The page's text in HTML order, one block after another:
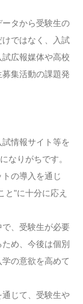
タから受験生の
ではなく、入試
広報媒体や高校
集活動の課題発
情報サイト等を
なりがちです。
の導入を通じ
と"に十分に応え
、受験生が必要
め、今後は個別
の意欲を高めて
じて、受験生や